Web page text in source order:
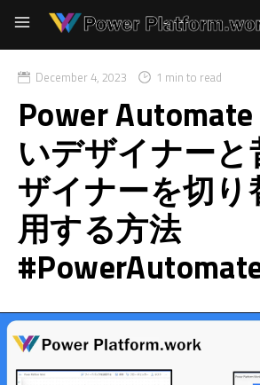
December 4, 2023 1 min to read
Power
いデザイナー
ザイナーを切り
用する方法